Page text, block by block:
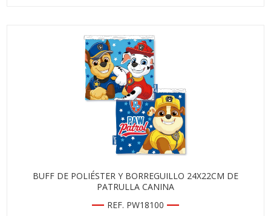
BUFF DE POLIÉSTER Y BORREGUILLO 24X22CM DE
PATRULLA CANINA
REF. PW18100